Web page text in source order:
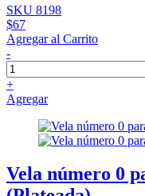
SKU 8198
$67
Agregar al Carrito
-
+
Agregar
Vela número 0